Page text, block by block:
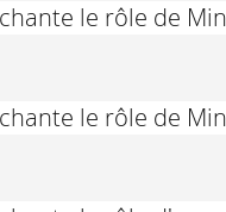
le rôle de
le rôle de